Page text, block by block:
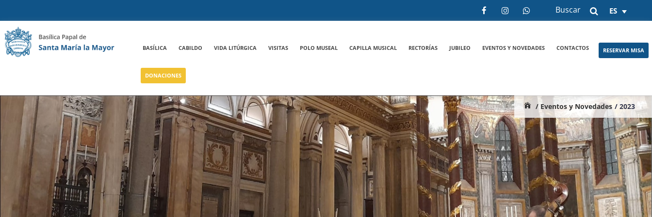
ES
Buscar
BASÍLICA CABILDO VIDA LITÚRGICA VISITAS POLO MUSEAL CAPILLA MUSICAL RECTORÍAS JUBILEO EVENTOS Y NOVEDADES CONTACTOS RESERVAR MISA
DONACIONES
/ Eventos y Novedades / 2023